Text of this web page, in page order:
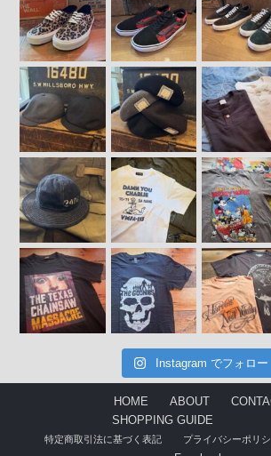
Instagram でフォロー
HOME ABOUT
SHOPPING GUIDE
特定商取引法に基づく表記 プライバシーポリ